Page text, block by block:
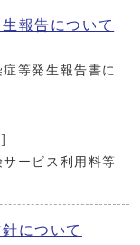
報告について
等発生報告書に
ービス利用料等
について